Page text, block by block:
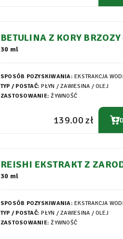
BETULINA Z KORY
T W GLICEROSOMACH
30 ml
SPOSÓB POZYSKIWANIA: EKSTRAKCJA
TYP / POSTAĆ: PŁYN / ZAWIESINA / OLEJ
ZASTOSOWANIE: ŻYWNOŚĆ
139.00 zł
REISHI EKSTRAKT Z
W GLICEROSOMACH
30 ml
SPOSÓB POZYSKIWANIA: EKSTRAKCJA
TYP / POSTAĆ: PŁYN / ZAWIESINA / OLEJ
ZASTOSOWANIE: ŻYWNOŚĆ